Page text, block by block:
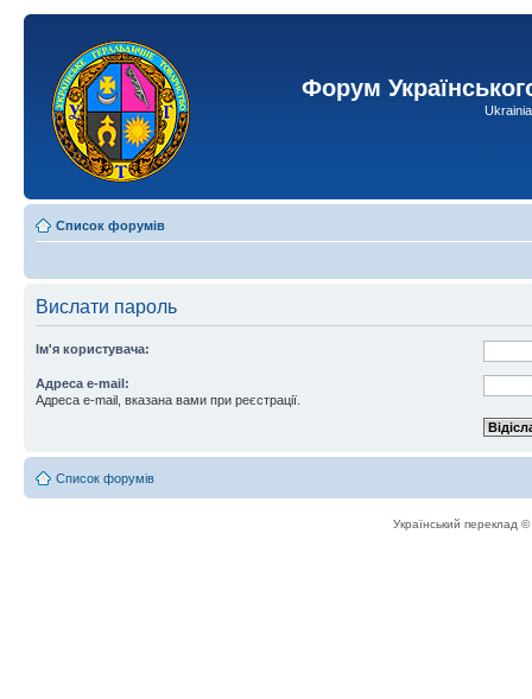
Форум
Список форумів
Вислати пароль
Ім'я користувача:
Адреса e-mail:
Адреса e-mail, вказана вами при реєстрації.
Список форумів
Український переклад